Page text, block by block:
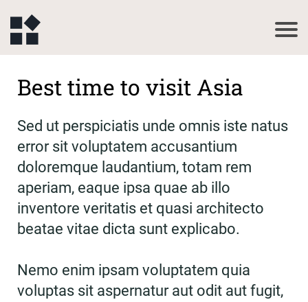
Best time to visit Asia
Sed ut perspiciatis unde omnis iste natus
error sit voluptatem accusantium
doloremque laudantium, totam rem
aperiam, eaque ipsa quae ab illo
inventore veritatis et quasi architecto
beatae vitae dicta sunt explicabo.
Nemo enim ipsam voluptatem quia
voluptas sit aspernatur aut odit aut fugit,